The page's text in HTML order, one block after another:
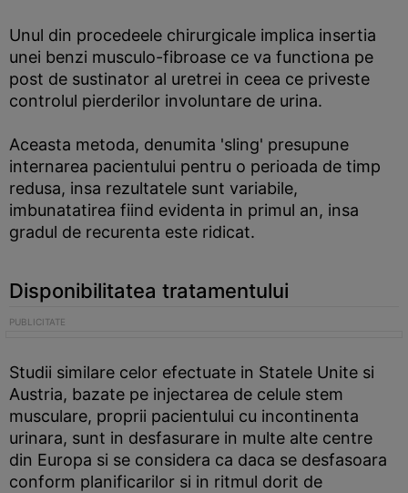
Unul din procedeele chirurgicale implica insertia
unei benzi musculo-fibroase ce va functiona pe
post de sustinator al uretrei in ceea ce priveste
controlul pierderilor involuntare de urina.
Aceasta metoda, denumita 'sling' presupune
internarea pacientului pentru o perioada de timp
redusa, insa rezultatele sunt variabile,
imbunatatirea fiind evidenta in primul an, insa
gradul de recurenta este ridicat.
Disponibilitatea tratamentului
Studii similare celor efectuate in Statele Unite si
Austria, bazate pe injectarea de celule stem
musculare, proprii pacientului cu incontinenta
urinara, sunt in desfasurare in multe alte centre
din Europa si se considera ca daca se desfasoara
conform planificarilor si in ritmul dorit de